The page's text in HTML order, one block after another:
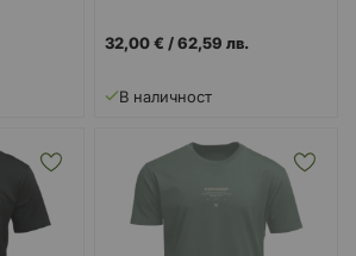
32,00 € /62,59 лв.
В наличност